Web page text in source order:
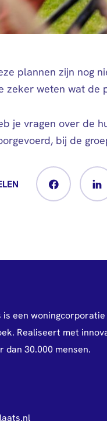
plannen zijn nog
zeker weten wat de
je vragen over de
bij de
is een woningcorporatie
Realiseert met
dan 30.000 mensen.